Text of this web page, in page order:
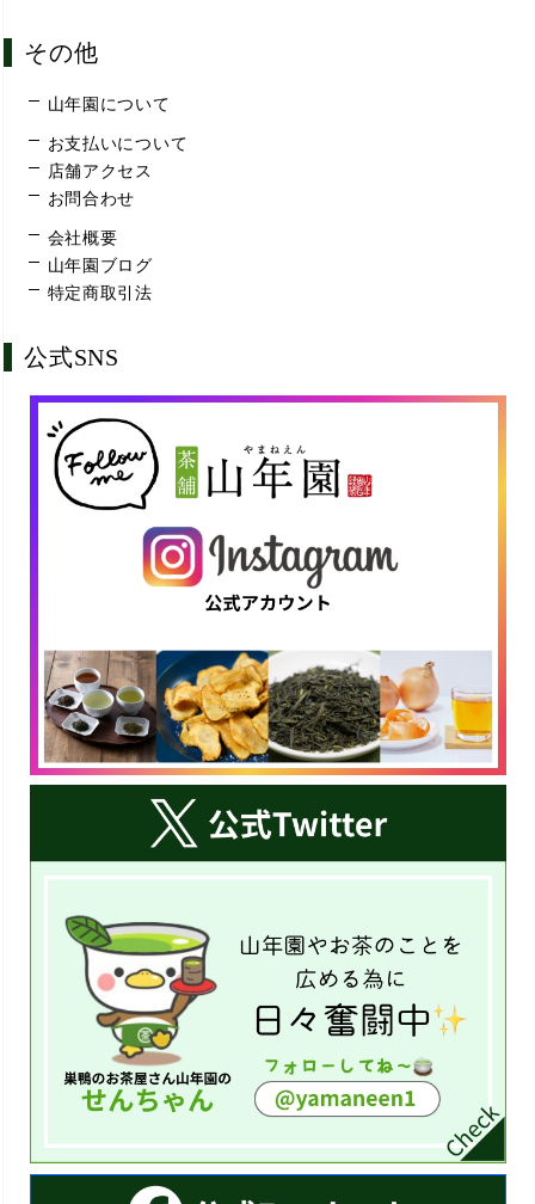
その他
山年園について
お支払いについて
店舗アクセス
お問合わせ
会社概要
山年園ブログ
特定商取引法
公式SNS